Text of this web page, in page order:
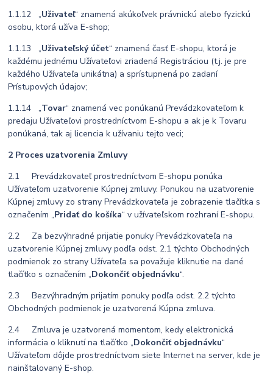
1.1.12 „Uživateľ“ znamená akúkoľvek právnickú alebo fyzickú
osobu, ktorá užíva E-shop;
1.1.13 „Uživateľský účet“ znamená časť E-shopu, ktorá je
každému jednému Užívateľovi zriadená Registráciou (t.j. je pre
každého Užívateľa unikátna) a sprístupnená po zadaní
Prístupových údajov;
1.1.14 „Tovar“ znamená vec ponúkanú Prevádzkovateľom k
predaju Užívateľovi prostredníctvom E-shopu a ak je k Tovaru
ponúkaná, tak aj licencia k užívaniu tejto veci;
2 Proces uzatvorenia Zmluvy
2.1 Prevádzkovateľ prostredníctvom E-shopu ponúka
Užívateľom uzatvorenie Kúpnej zmluvy. Ponukou na uzatvorenie
Kúpnej zmluvy zo strany Prevádzkovateľa je zobrazenie tlačítka s
označením „Pridať do košíka“ v užívateľskom rozhraní E-shopu.
2.2 Za bezvýhradné prijatie ponuky Prevádzkovateľa na
uzatvorenie Kúpnej zmluvy podľa odst. 2.1 týchto Obchodných
podmienok zo strany Užívateľa sa považuje kliknutie na dané
tlačítko s označením „Dokončiť objednávku“.
2.3 Bezvýhradným prijatím ponuky podľa odst. 2.2 týchto
Obchodných podmienok je uzatvorená Kúpna zmluva.
2.4 Zmluva je uzatvorená momentom, kedy elektronická
informácia o kliknutí na tlačítko „Dokončiť objednávku“
Užívateľom dôjde prostredníctvom siete Internet na server, kde je
nainštalovaný E-shop.